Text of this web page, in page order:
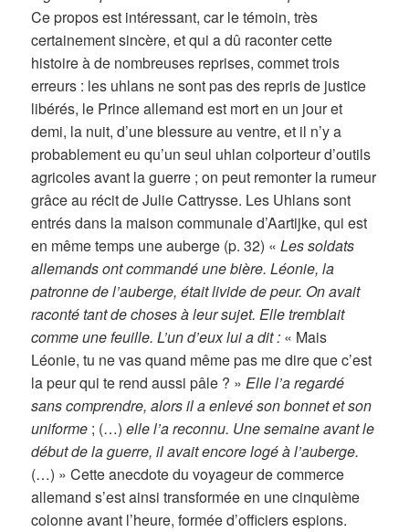
Ce propos est intéressant, car le témoin, très
certainement sincère, et qui a dû raconter cette
histoire à de nombreuses reprises, commet trois
erreurs : les uhlans ne sont pas des repris de justice
libérés, le Prince allemand est mort en un jour et
demi, la nuit, d’une blessure au ventre, et il n’y a
probablement eu qu’un seul uhlan colporteur d’outils
agricoles avant la guerre ; on peut remonter la rumeur
grâce au récit de Julie Cattrysse. Les Uhlans sont
entrés dans la maison communale d’Aartijke, qui est
en même temps une auberge (p. 32) «Les soldats
allemands ont commandé une bière. Léonie, la
patronne de l’auberge, était livide de peur. On avait
raconté tant de choses à leur sujet. Elle tremblait
comme une feuille. L’un d’eux lui a dit : « Mais
Léonie, tu ne vas quand même pas me dire que c’est
la peur qui te rend aussi pâle ? »Elle l’a regardé
sans comprendre, alors il a enlevé son bonnet et son
uniforme ; (…)elle l’a reconnu. Une semaine avant le
début de la guerre, il avait encore logé à l’auberge.
(…) » Cette anecdote du voyageur de commerce
allemand s’est ainsi transformée en une cinquième
colonne avant l’heure, formée d’officiers espions.